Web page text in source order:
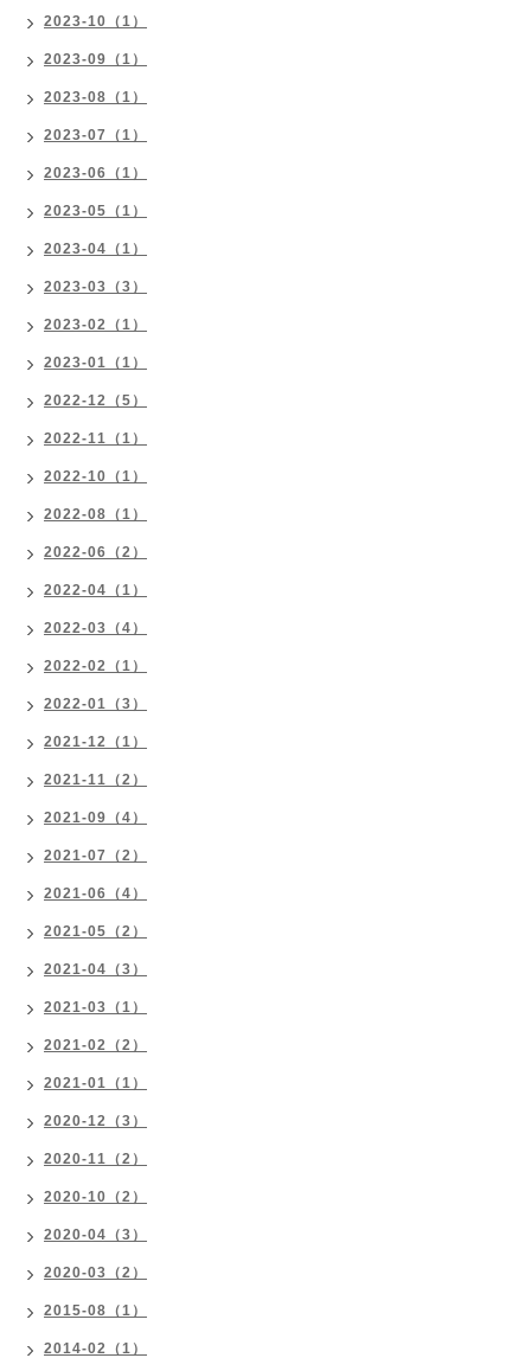
2023-10（1）
2023-09（1）
2023-08（1）
2023-07（1）
2023-06（1）
2023-05（1）
2023-04（1）
2023-03（3）
2023-02（1）
2023-01（1）
2022-12（5）
2022-11（1）
2022-10（1）
2022-08（1）
2022-06（2）
2022-04（1）
2022-03（4）
2022-02（1）
2022-01（3）
2021-12（1）
2021-11（2）
2021-09（4）
2021-07（2）
2021-06（4）
2021-05（2）
2021-04（3）
2021-03（1）
2021-02（2）
2021-01（1）
2020-12（3）
2020-11（2）
2020-10（2）
2020-04（3）
2020-03（2）
2015-08（1）
2014-02（1）